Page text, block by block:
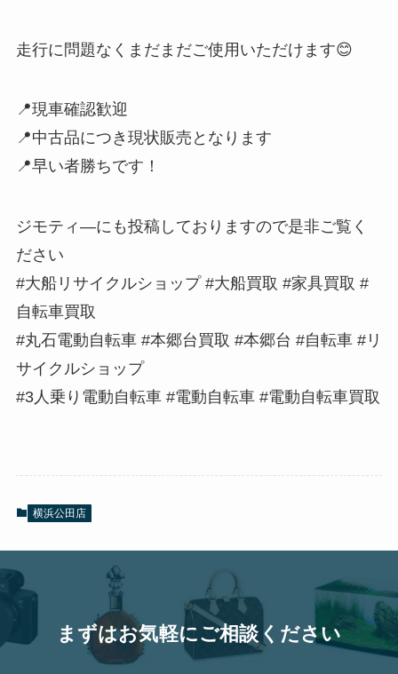
走行に問題なくまだまだご使用いただけます😊
📍現車確認歓迎
📍中古品につき現状販売となります
📍早い者勝ちです！
ジモティ―にも投稿しておりますので是非ご覧く
ださい
#大船リサイクルショップ #大船買取 #家具買取 #
自転車買取
#丸石電動自転車 #本郷台買取 #本郷台 #自転車 #リ
サイクルショップ
#3人乗り電動自転車 #電動自転車 #電動自転車買取
横浜公田店
まずはお気軽にご相談ください